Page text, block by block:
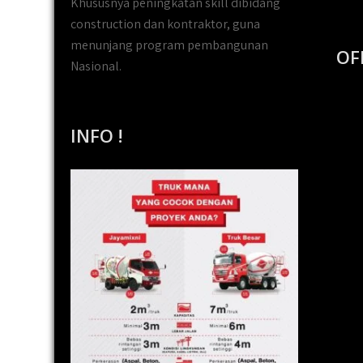
construction dan kontraktor, guna
menunjang program pembangunan
Nasional.
INFO !